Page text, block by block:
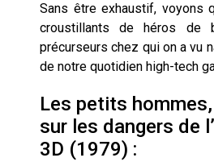
Sans être exhaustif, voyons
croustillants de héros de
précurseurs chez qui on a vu
de notre quotidien high-tech
Les petits
sur les dangers de
3D (1979) :